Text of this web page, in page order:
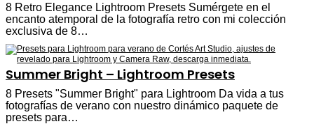
8 Retro Elegance Lightroom Presets Sumérgete en el
encanto atemporal de la fotografía retro con mi colección
exclusiva de 8…
Summer Bright – Lightroom Presets
8 Presets "Summer Bright" para Lightroom Da vida a tus
fotografías de verano con nuestro dinámico paquete de
presets para…